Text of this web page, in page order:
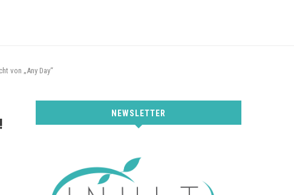
von „Any Day“
NEWSLETTER